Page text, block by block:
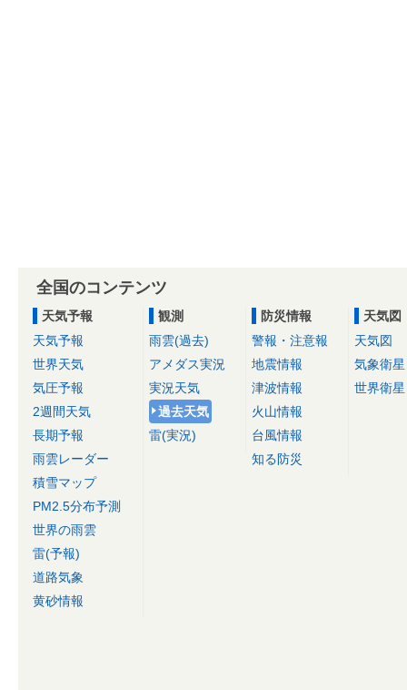
全国のコンテンツ
天気予報
天気予報
世界天気
気圧予報
2週間天気
長期予報
雨雲レーダー
積雪マップ
PM2.5分布予測
世界の雨雲
雷(予報)
道路気象
黄砂情報
観測
雨雲(過去)
アメダス実況
実況天気
過去天気
雷(実況)
防災情報
警報・注意報
地震情報
津波情報
火山情報
台風情報
知る防災
天気図
天気図
気象衛星
世界衛星